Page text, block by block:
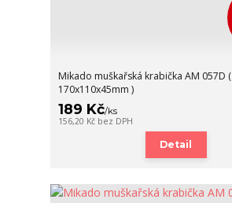
Mikado muškařská krabička AM 057D (
170x110x45mm )
189 Kč/ks
156,20 Kč bez DPH
Detail